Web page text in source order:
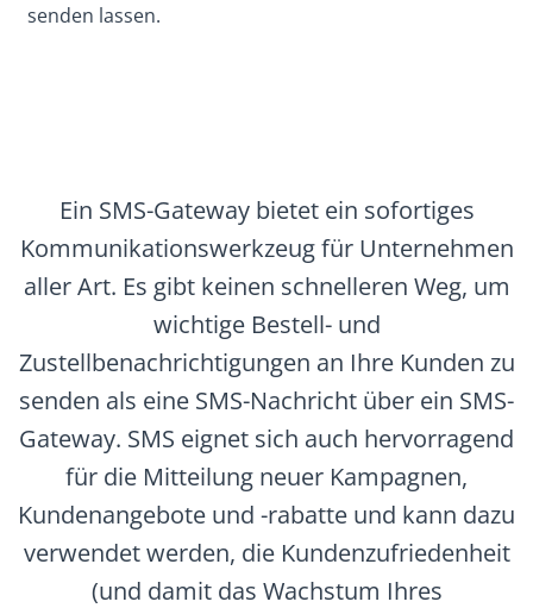
senden lassen.
Ein SMS-Gateway bietet ein sofortiges
Kommunikationswerkzeug für Unternehmen
aller Art. Es gibt keinen schnelleren Weg, um
wichtige Bestell- und
Zustellbenachrichtigungen an Ihre Kunden zu
senden als eine SMS-Nachricht über ein SMS-
Gateway. SMS eignet sich auch hervorragend
für die Mitteilung neuer Kampagnen,
Kundenangebote und -rabatte und kann dazu
verwendet werden, die Kundenzufriedenheit
(und damit das Wachstum Ihres